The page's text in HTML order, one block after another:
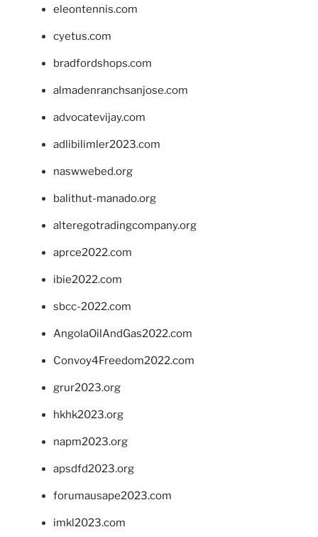
eleontennis.com
cyetus.com
bradfordshops.com
almadenranchsanjose.com
advocatevijay.com
adlibilimler2023.com
naswwebed.org
balithut-manado.org
alteregotradingcompany.org
aprce2022.com
ibie2022.com
sbcc-2022.com
AngolaOilAndGas2022.com
Convoy4Freedom2022.com
grur2023.org
hkhk2023.org
napm2023.org
apsdfd2023.org
forumausape2023.com
imkl2023.com